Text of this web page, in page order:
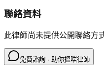
聯絡資料
此律師尚未提供公開聯絡方
免費諮詢 · 助你搵啱律師